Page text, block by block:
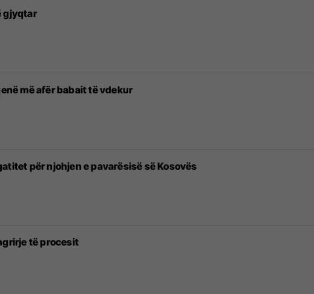
gjyqtar
më afër babait të vdekur
për njohjen e pavarësisë së Kosovës
të procesit